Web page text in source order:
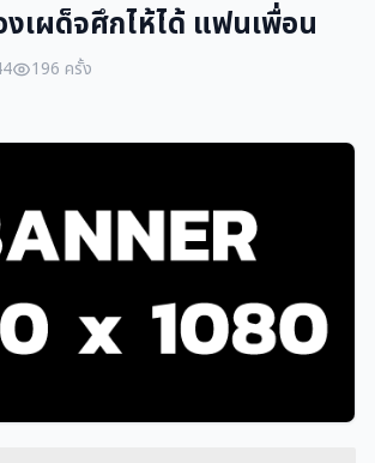
เผด็จศึกไห้ได้ แฟนเพื่อน
196 ครั้ง